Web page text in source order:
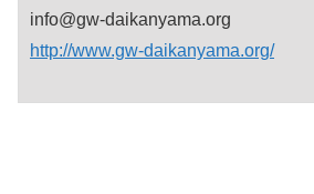
info@gw-daikanyama.org
http://www.gw-daikanyama.org/